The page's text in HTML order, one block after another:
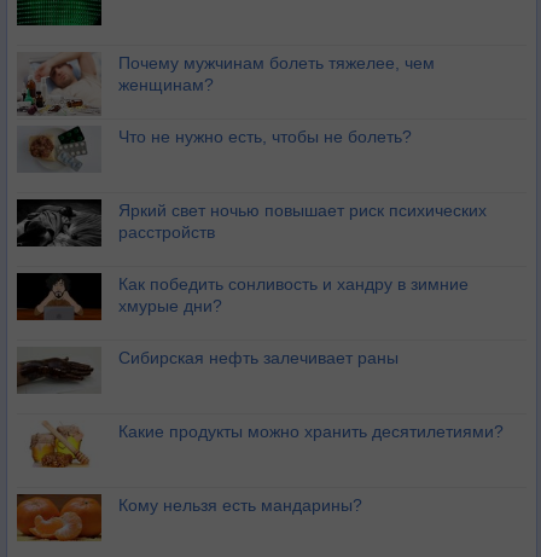
Почему мужчинам болеть тяжелее, чем
женщинам?
Что не нужно есть, чтобы не болеть?
Яркий свет ночью повышает риск психических
расстройств
Как победить сонливость и хандру в зимние
хмурые дни?
Сибирская нефть залечивает раны
Какие продукты можно хранить десятилетиями?
Кому нельзя есть мандарины?